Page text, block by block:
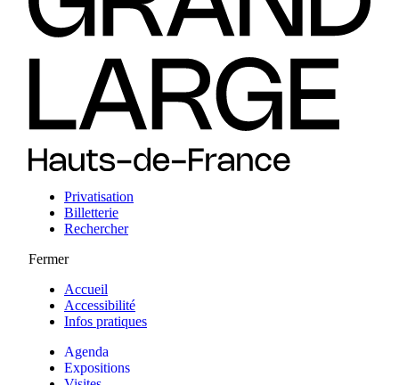
Privatisation
Billetterie
Rechercher
Fermer
Accueil
Accessibilité
Infos pratiques
Agenda
Expositions